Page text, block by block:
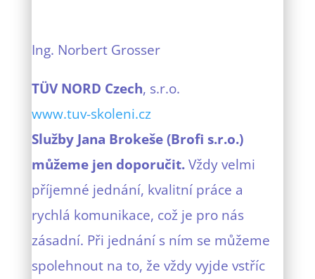
Ing. Norbert Grosser
TÜV NORD Czech, s.r.o.
www.tuv-skoleni.cz
Služby Jana Brokeše (Brofi s.r.o.)
můžeme jen doporučit.Vždy velmi
příjemné jednání, kvalitní práce a
rychlá komunikace, což je pro nás
zásadní. Při jednání s ním se můžeme
spolehnout na to, že vždy vyjde vstříc